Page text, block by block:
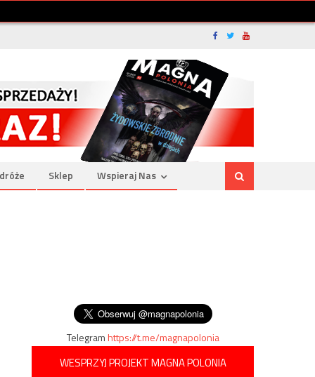
Sklep Wspieraj Nas
Telegramhttps://t.me/magnapolonia
WESPRZYJ PROJEKT MAGNA POLONIA